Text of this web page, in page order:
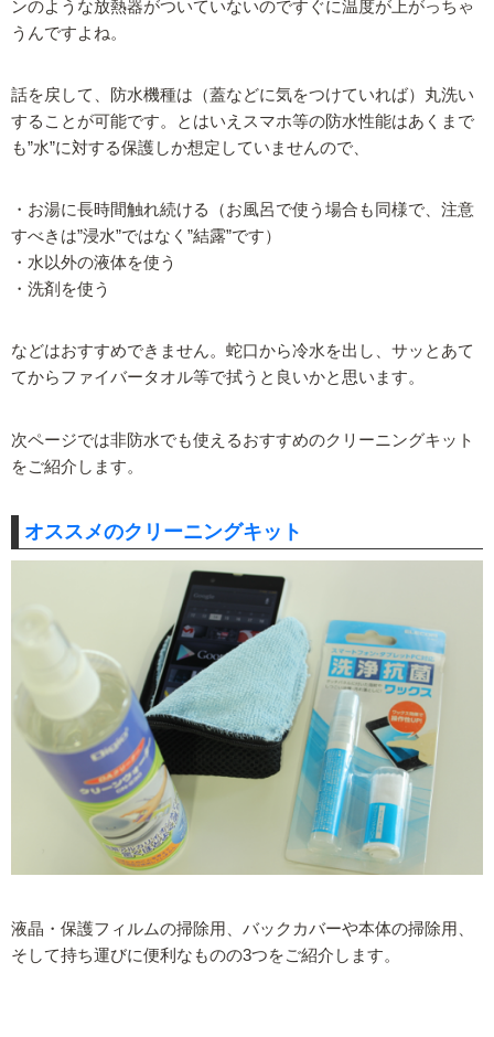
ンのような放熱器がついていないのですぐに温度が上がっちゃ
うんですよね。
話を戻して、防水機種は（蓋などに気をつけていれば）丸洗い
することが可能です。とはいえスマホ等の防水性能はあくまで
も”水”に対する保護しか想定していませんので、
・お湯に長時間触れ続ける（お風呂で使う場合も同様で、注意
すべきは”浸水”ではなく”結露”です）
・水以外の液体を使う
・洗剤を使う
などはおすすめできません。蛇口から冷水を出し、サッとあて
てからファイバータオル等で拭うと良いかと思います。
次ページでは非防水でも使えるおすすめのクリーニングキット
をご紹介します。
オススメのクリーニングキット
液晶・保護フィルムの掃除用、バックカバーや本体の掃除用、
そして持ち運びに便利なものの3つをご紹介します。